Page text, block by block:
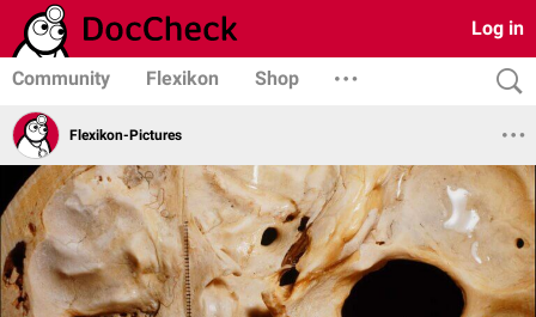
Log in
Community Flexikon Shop
Flexikon-Pictures